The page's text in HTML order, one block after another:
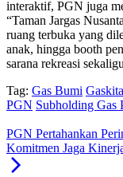
interaktif, PGN juga
“Taman Jargas
ruang terbuka yang
anak, hingga booth
sarana rekreasi
Tag: Gas Bumi Gaskita
PGN Subholding Gas
PGN Pertahankan
Komitmen Jaga